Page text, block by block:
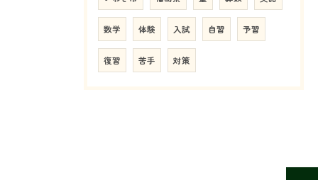
数学 体験 入試 自習 予習
復習 苦手 対策